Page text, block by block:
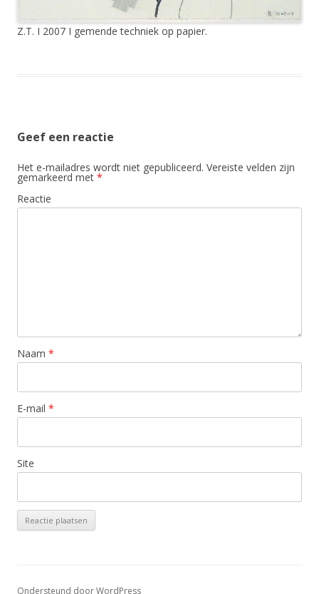
Z.T. I 2007 I gemende techniek op papier.
Geef een reactie
Het e-mailadres wordt niet gepubliceerd. Vereiste velden zijn
gemarkeerd met *
Reactie
Naam *
E-mail *
Site
Ondersteund door WordPress